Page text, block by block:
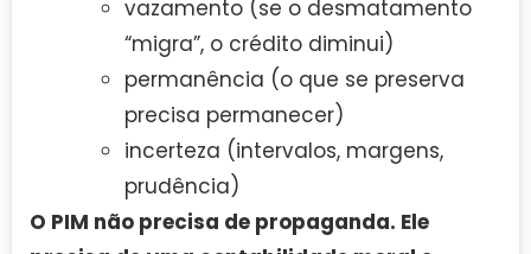
vazamento (se o desmatamento
“migra”, o crédito diminui)
permanência (o que se preserva
precisa permanecer)
incerteza (intervalos, margens,
prudência)
O PIM não precisa de propaganda. Ele